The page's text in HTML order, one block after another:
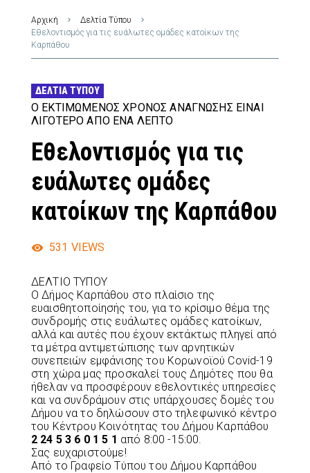
Αρχική
Δελτία Τύπου
Εθελοντισμός για τις ευάλωτες ομάδες κατοίκων της
Καρπάθου
ΔΕΛΤΊΑ ΤΎΠΟΥ
Ο ΕΚΤΙΜΏΜΕΝΟΣ ΧΡΌΝΟΣ ΑΝΆΓΝΩΣΗΣ ΕΊΝΑΙ
ΛΙΓΌΤΕΡΟ ΑΠΌ ΈΝΑ ΛΕΠΤΌ
Εθελοντισμός για τις
ευάλωτες ομάδες
κατοίκων της Καρπάθου
531 VIEWS
ΔΕΛΤΙΟ ΤΥΠΟΥ
Ο Δήμος Καρπάθου στο πλαίσιο της
ευαισθητοποίησής του, για το κρίσιμο θέμα της
συνδρομής στις ευάλωτες ομάδες κατοίκων,
αλλά και αυτές που έχουν εκτάκτως πληγεί από
τα μέτρα αντιμετώπισης των αρνητικών
συνεπειών εμφάνισης του Κορωνοϊού Covid-19
στη χώρα μας προσκαλεί τους Δημότες που θα
ήθελαν να προσφέρουν εθελοντικές υπηρεσίες
και να συνδράμουν στις υπάρχουσες δομές του
Δήμου να το δηλώσουν στο τηλεφωνικό κέντρο
του Κέντρου Κοινότητας του Δήμου Καρπάθου
2 24 5 3 6 0 1 5 1 από 8:00 -15:00.
Σας ευχαριστούμε!
Από το Γραφείο Τύπου του Δήμου Καρπάθου